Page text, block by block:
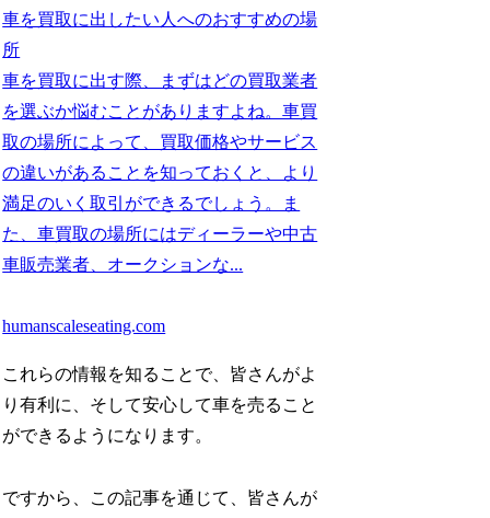
車を買取に出したい人へのおすすめの場
所
車を買取に出す際、まずはどの買取業者
を選ぶか悩むことがありますよね。車買
取の場所によって、買取価格やサービス
の違いがあることを知っておくと、より
満足のいく取引ができるでしょう。ま
た、車買取の場所にはディーラーや中古
車販売業者、オークションな...
humanscaleseating.com
これらの情報を知ることで、皆さんがよ
り有利に、そして安心して車を売ること
ができるようになります。
ですから、この記事を通じて、皆さんが